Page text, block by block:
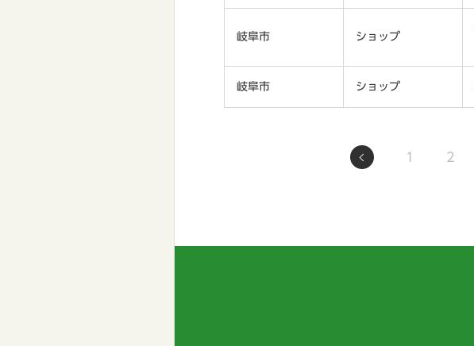
岐阜市 ショップ
岐阜市 ショップ
1 2